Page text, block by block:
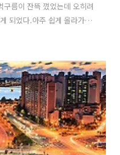
구름이 잔뜩 꼈었는데 오히려
되었다.아주 쉽게 올라가서
장은 여러 장의 사진을 이